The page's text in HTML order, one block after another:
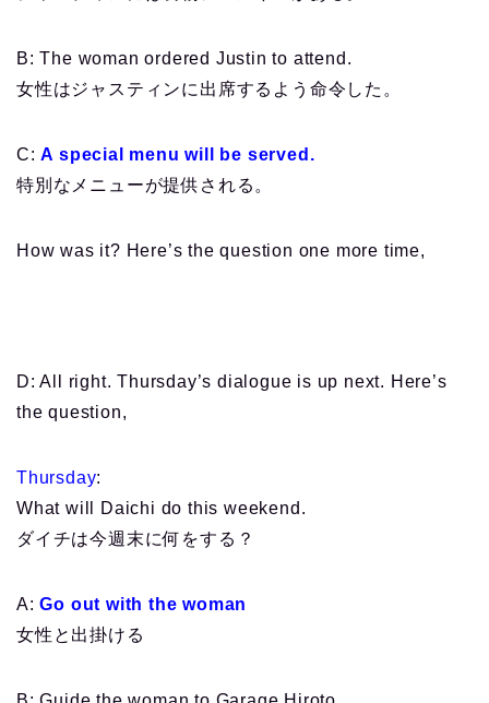
B: The woman ordered Justin to attend.
女性はジャスティンに出席するよう命令した。
C:A special menu will be served.
特別なメニューが提供される。
How was it? Here’s the question one more time,
D: All right. Thursday’s dialogue is up next. Here’s
the question,
Thursday:
What will Daichi do this weekend.
ダイチは今週末に何をする？
A:Go out with the woman
女性と出掛ける